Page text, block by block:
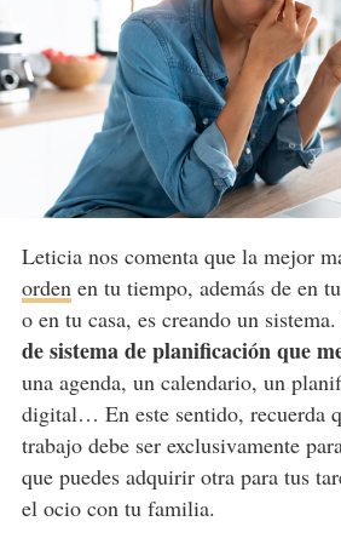
Leticia nos comenta que la mejor
orden en tu tiempo, además de en
o en tu casa, es creando un
de sistema de planificación que
una agenda, un calendario, un
digital… En este sentido, recuerda
trabajo debe ser exclusivamente
que puedes adquirir otra para tus
el ocio con tu familia.